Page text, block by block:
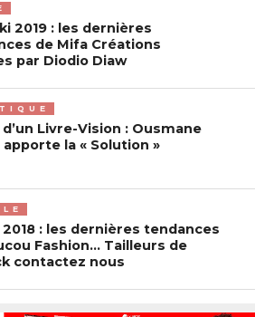
2019 : les dernières
de Mifa Créations
par Diodio Diaw
Livre-Vision : Ousmane
apporte la « Solution »
: les dernières tendances
Fashion… Tailleurs de
contactez nous